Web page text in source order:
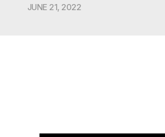
JUNE 21, 2022